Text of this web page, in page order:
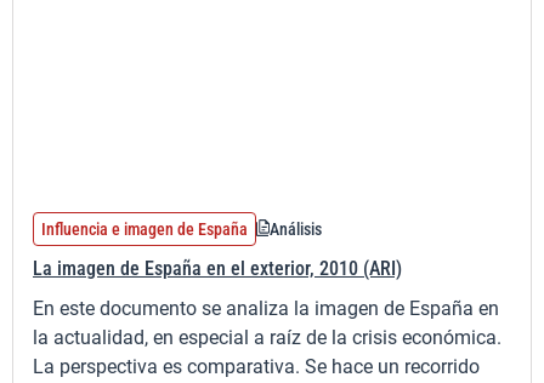
Influencia e imagen de España Análisis
La imagen de España en el exterior, 2010 (ARI)
En este documento se analiza la imagen de España en
la actualidad, en especial a raíz de la crisis económica.
La perspectiva es comparativa. Se hace un recorrido